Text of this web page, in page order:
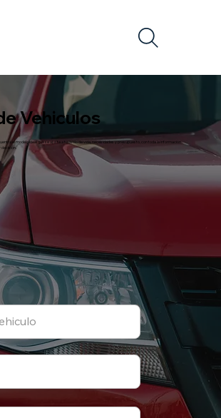
Vehiculos
el modelo ideal que se ajusta a tu estilo de vida, necesidades y presupuesto, con toda la información
decisión.